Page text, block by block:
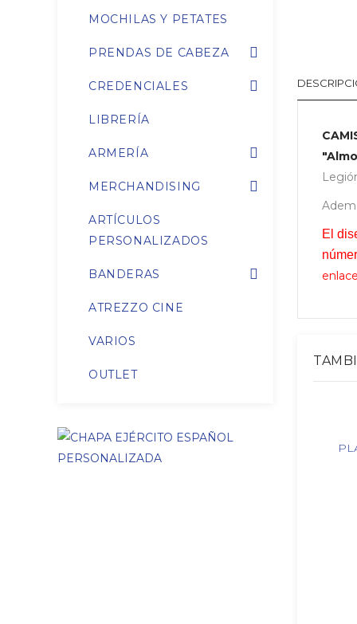
MOCHILAS Y PETATES
PRENDAS DE CABEZA
CREDENCIALES
LIBRERÍA
ARMERÍA
MERCHANDISING
ARTÍCULOS
PERSONALIZADOS
BANDERAS
ATREZZO CINE
VARIOS
OUTLET
El